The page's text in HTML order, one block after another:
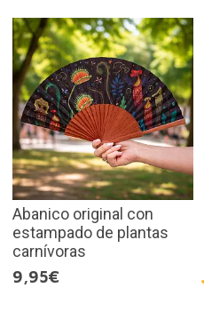
Abanico original con
estampado de plantas
carnívoras
9,95€